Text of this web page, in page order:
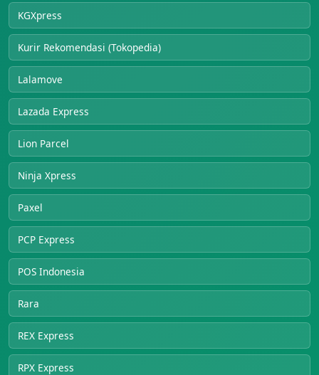
KGXpress
Kurir Rekomendasi (Tokopedia)
Lalamove
Lazada Express
Lion Parcel
Ninja Xpress
Paxel
PCP Express
POS Indonesia
Rara
REX Express
RPX Express